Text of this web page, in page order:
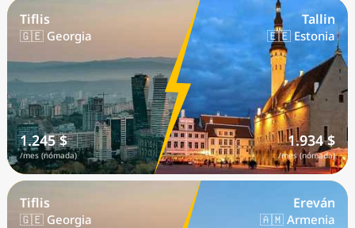
Tiflis
🇬🇪 Georgia
1.245 $
/mes (nómada)
Tallin
🇪🇪 Estonia
1.934 $
/mes (nómada)
Tiflis
🇬🇪 Georgia
Ereván
🇦🇲 Armenia